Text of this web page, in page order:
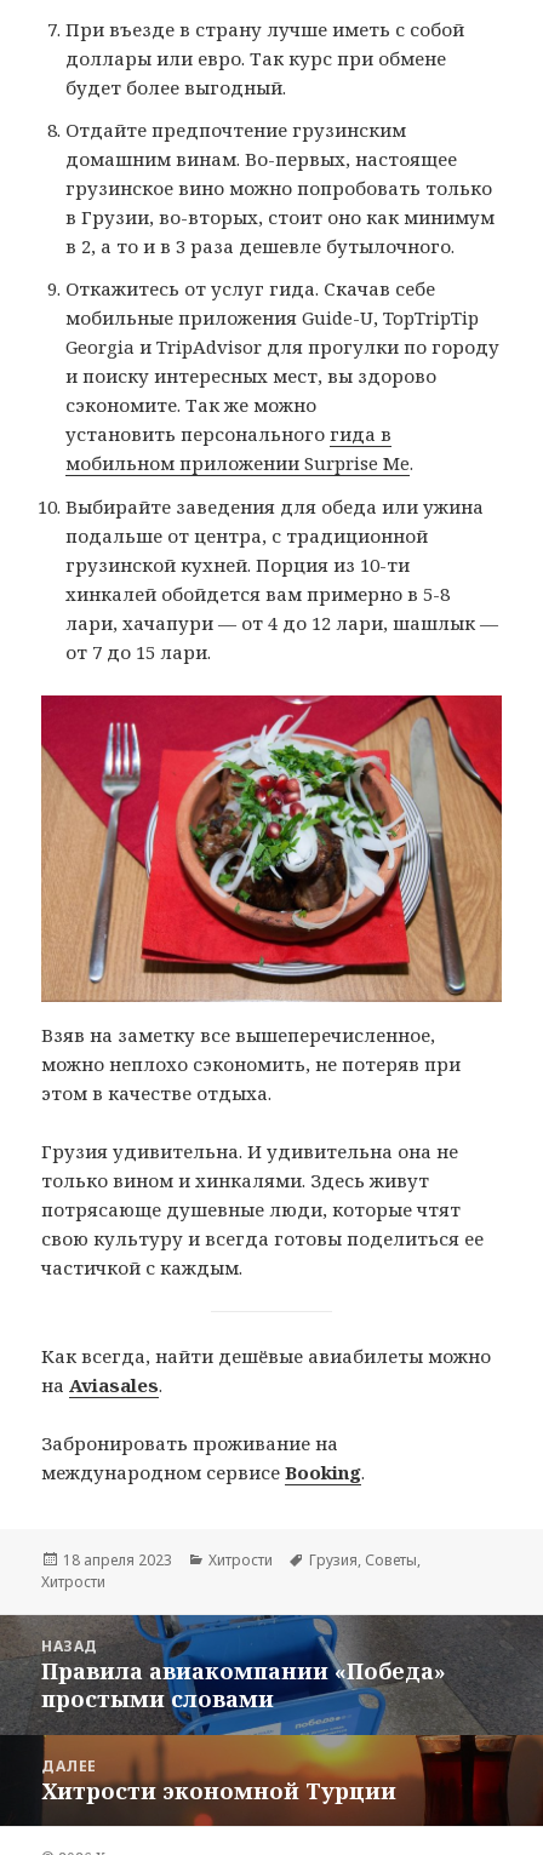
При въезде в страну лучше иметь с собой
доллары или евро. Так курс при обмене
будет более выгодный.
Отдайте предпочтение грузинским
домашним винам. Во-первых, настоящее
грузинское вино можно попробовать только
в Грузии, во-вторых, стоит оно как минимум
в 2, а то и в 3 раза дешевле бутылочного.
Откажитесь от услуг гида. Скачав себе
мобильные приложения Guide-U, TopTripTip
Georgia и TripAdvisor для прогулки по городу
и поиску интересных мест, вы здорово
сэкономите. Так же можно
установить персональногогида в
мобильном приложении Surprise Me.
Выбирайте заведения для обеда или ужина
подальше от центра, с традиционной
грузинской кухней. Порция из 10-ти
хинкалей обойдется вам примерно в 5-8
лари, хачапури — от 4 до 12 лари, шашлык —
от 7 до 15 лари.
Взяв на заметку все вышеперечисленное,
можно неплохо сэкономить, не потеряв при
этом в качестве отдыха.
Грузия удивительна. И удивительна она не
только вином и хинкалями. Здесь живут
потрясающе душевные люди, которые чтят
свою культуру и всегда готовы поделиться ее
частичкой с каждым.
Как всегда, найти дешёвые авиабилеты можно
наAviasales.
Забронировать проживание на
международном сервисеBooking.
Опубликовано
18 апреля 2023 Рубрики
Хитрости Метки
Грузия, Советы,
Хитрости
Навигация
по
записям
НАЗАД
Предыдущая
запись:
Правила авиакомпании «Победа»
простыми словами
ДАЛЕЕ
Следующая
Хитрости экономной Турции